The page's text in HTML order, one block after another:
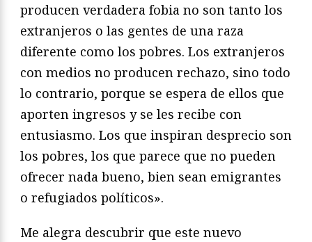
producen verdadera fobia no son tanto los
extranjeros o las gentes de una raza
diferente como los pobres. Los extranjeros
con medios no producen rechazo, sino todo
lo contrario, porque se espera de ellos que
aporten ingresos y se les recibe con
entusiasmo. Los que inspiran desprecio son
los pobres, los que parece que no pueden
ofrecer nada bueno, bien sean emigrantes
o refugiados políticos».
Me alegra descubrir que este nuevo